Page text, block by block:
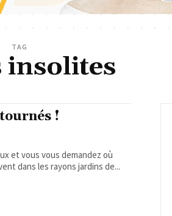
TAG
insolites
!
et vous vous demandez où
?? Ils se trouvent dans les rayons jardins de...